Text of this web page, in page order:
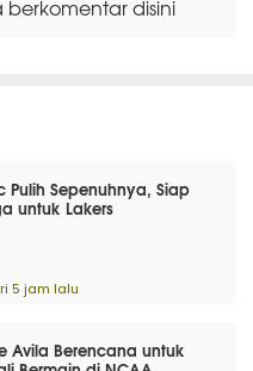
disini
Pulih Sepenuhnya, Siap
untuk Lakers
5 jam lalu
Avila Berencana untuk